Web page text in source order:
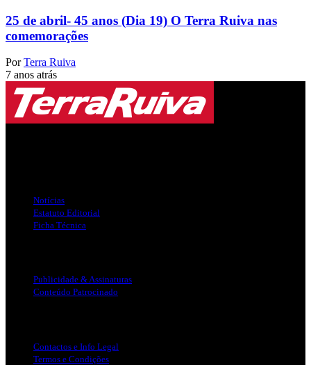
25 de abril- 45 anos (Dia 19) O Terra Ruiva nas
comemorações
Por Terra Ruiva
7 anos atrás
Notícias
Estatuto Editorial
Ficha Técnica
Publicidade & Assinaturas
Conteúdo Patrocinado
Contactos e Info Legal
Termos e Condições